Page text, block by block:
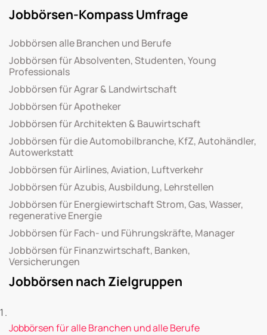
Jobbörsen-Kompass Umfrage
Jobbörsen alle Branchen und Berufe
Jobbörsen für Absolventen, Studenten, Young
Professionals
Jobbörsen für Agrar & Landwirtschaft
Jobbörsen für Apotheker
Jobbörsen für Architekten & Bauwirtschaft
Jobbörsen für die Automobilbranche, KfZ, Autohändler,
Autowerkstatt
Jobbörsen für Airlines, Aviation, Luftverkehr
Jobbörsen für Azubis, Ausbildung, Lehrstellen
Jobbörsen für Energiewirtschaft Strom, Gas, Wasser,
regenerative Energie
Jobbörsen für Fach- und Führungskräfte, Manager
Jobbörsen für Finanzwirtschaft, Banken,
Versicherungen
Jobbörsen nach Zielgruppen
Jobbörsen für alle Branchen und alle Berufe